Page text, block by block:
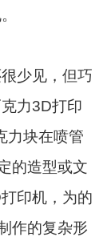
少见，但巧
力3D打印
力块在喷管
的造型或文
印机，为的
作的复杂形